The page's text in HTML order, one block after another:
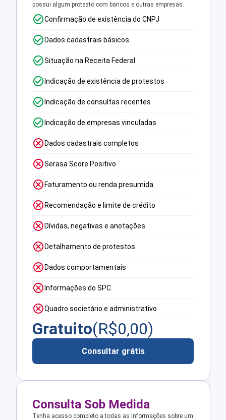
possui algum protesto com bancos e outras empresas.
Confirmação de existência do CNPJ
Dados cadastrais básicos
Situação na Receita Federal
Indicação de existência de protestos
Indicação de consultas recentes
Indicação de empresas vinculadas
Dados cadastrais completos
Serasa Score Positivo
Faturamento ou renda presumida
Recomendação e limite de crédito
Dívidas, negativas e anotações
Detalhamento de protestos
Dados comportamentais
Informações do SPC
Quadro societário e administrativo
Gratuito(R$0,00)
Consultar grátis
Consulta Sob Medida
Tenha acesso completo a todas as informações sobre um